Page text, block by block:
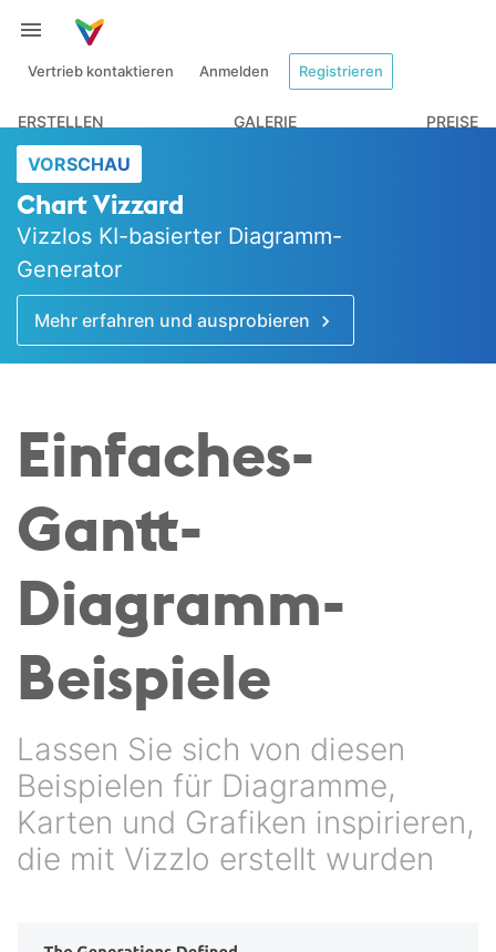
Vertrieb kontaktieren Anmelden Registrieren
ERSTELLEN GALERIE PREISE
VORSCHAU
Chart Vizzard
Vizzlos KI-basierter Diagramm-
Generator
Mehr erfahren und ausprobieren
Einfaches-
Gantt-
Diagramm-
Beispiele
Lassen Sie sich von diesen
Beispielen für Diagramme,
Karten und Grafiken inspirieren,
die mit Vizzlo erstellt wurden